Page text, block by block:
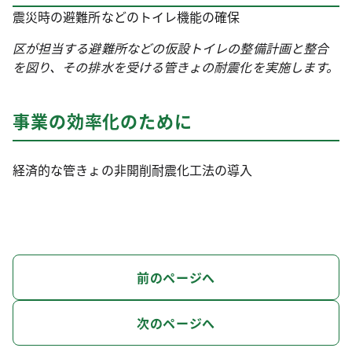
震災時の避難所などのトイレ機能の確保
区が担当する避難所などの仮設トイレの整備計画と整合
を図り、その排水を受ける管きょの耐震化を実施します。
事業の効率化のために
経済的な管きょの非開削耐震化工法の導入
前のページへ
次のページへ